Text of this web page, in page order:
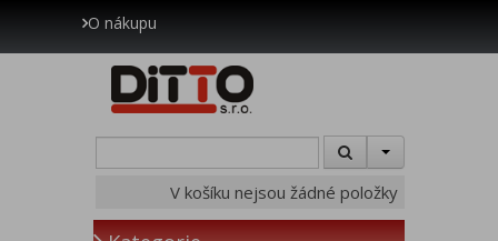
O nákupu
V košíku nejsou žádné položky